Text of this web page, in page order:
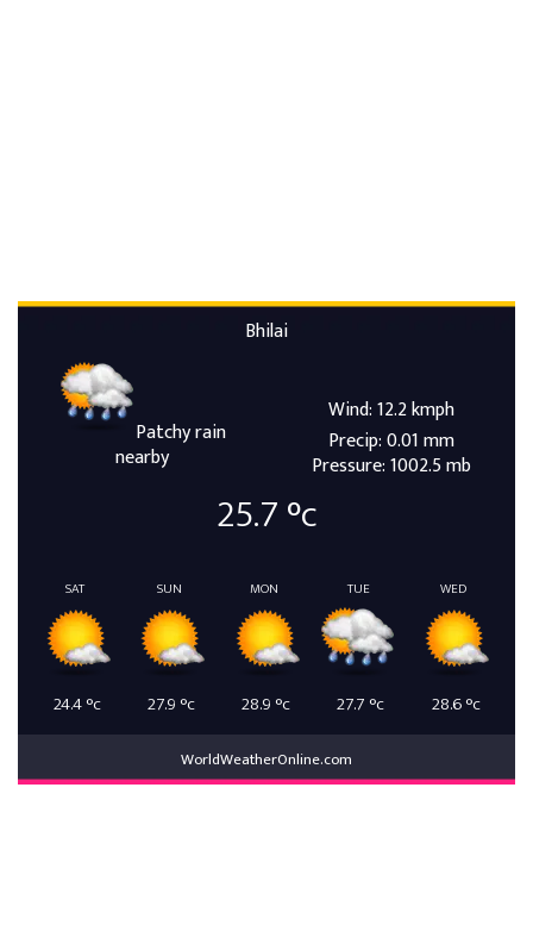
Bhilai
Patchy rain
nearby
Wind: 12.2 kmph
Precip: 0.01 mm
Pressure: 1002.5 mb
25.7°c
SAT
24.4°c
SUN
27.9 °c
MON
28.9 °c
TUE
27.7 °c
WED
28.6°c
WorldWeatherOnline.com